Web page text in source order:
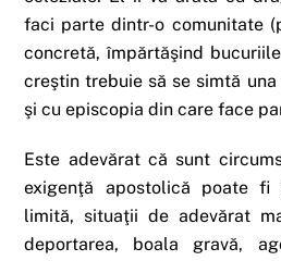
faci parte dintr-o comunitate
concretă, împărtăşind
creştin trebuie să se simtă
şi cu episcopia din care face
Este adevărat că sunt
exigenţă apostolică poate
limită, situaţii de adevărat
deportarea, boala gravă,